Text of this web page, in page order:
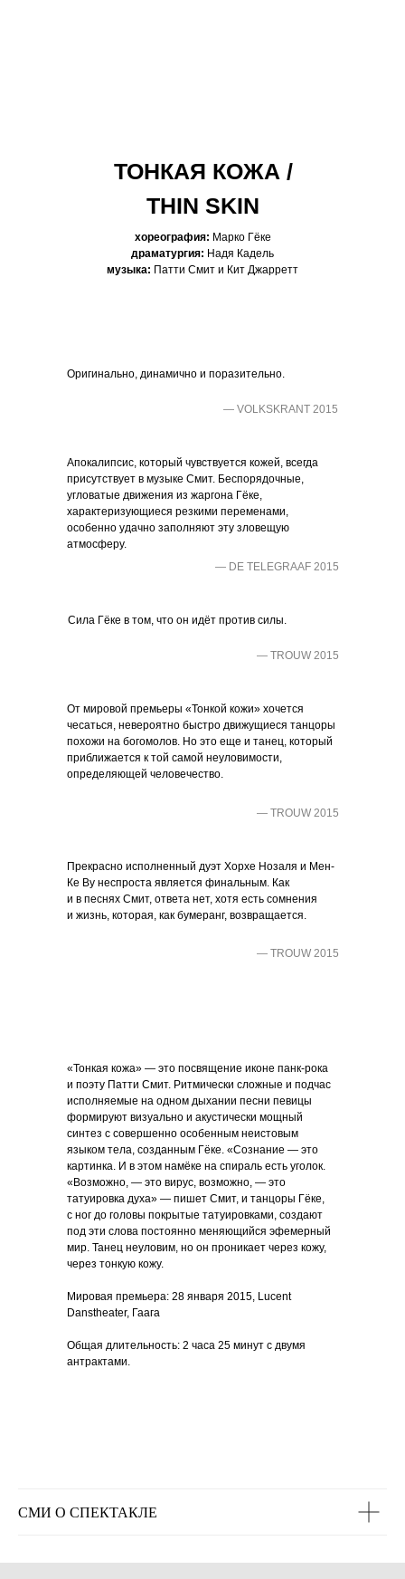
ТОНКАЯ КОЖА /
THIN SKIN
хореография: Марко Гёке
драматургия: Надя Кадель
музыка: Патти Смит и Кит Джарретт
Оригинально, динамично и поразительно.
Апокалипсис, который чувствуется кожей, всегда
присутствует в музыке Смит. Беспорядочные,
угловатые движения из жаргона Гёке,
характеризующиеся резкими переменами,
особенно удачно заполняют эту зловещую
атмосферу.
— DE TELEGRAAF 2015
— VOLKSKRANT 2015
Сила Гёке в том, что он идёт против силы.
От мировой премьеры «Тонкой кожи» хочется
чесаться, невероятно быстро движущиеся танцоры
похожи на богомолов. Но это еще и танец, который
приближается к той самой неуловимости,
определяющей человечество.
— TROUW 2015
Прекрасно исполненный дуэт Хорхе Нозаля и Мен-
Ке Ву неспроста является финальным. Как
и в песнях Смит, ответа нет, хотя есть сомнения
и жизнь, которая, как бумеранг, возвращается.
— TROUW 2015
— TROUW 2015
«Тонкая кожа» — это посвящение иконе панк-рока
и поэту Патти Смит. Ритмически сложные и подчас
исполняемые на одном дыхании песни певицы
формируют визуально и акустически мощный
синтез с совершенно особенным неистовым
языком тела, созданным Гёке. «Сознание — это
картинка. И в этом намёке на спираль есть уголок.
«Возможно, — это вирус, возможно, — это
татуировка духа» — пишет Смит, и танцоры Гёке,
с ног до головы покрытые татуировками, создают
под эти слова постоянно меняющийся эфемерный
мир. Танец неуловим, но он проникает через кожу,
через тонкую кожу.
Мировая премьера: 28 января 2015, Lucent
Danstheater, Гаага
Общая длительность: 2 часа 25 минут с двумя
антрактами.
СМИ О СПЕКТАКЛЕ